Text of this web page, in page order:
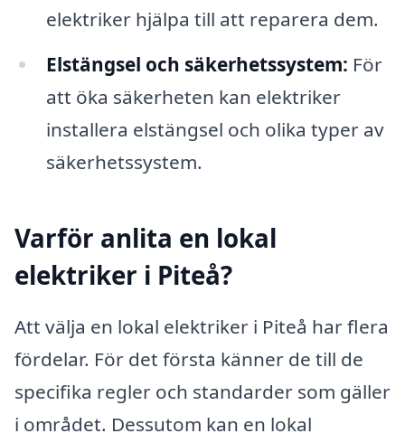
elektriker hjälpa till att reparera dem.
Elstängsel och säkerhetssystem: För
att öka säkerheten kan elektriker
installera elstängsel och olika typer av
säkerhetssystem.
Varför anlita en lokal
elektriker i Piteå?
Att välja en lokal elektriker i Piteå har flera
fördelar. För det första känner de till de
specifika regler och standarder som gäller
i området. Dessutom kan en lokal